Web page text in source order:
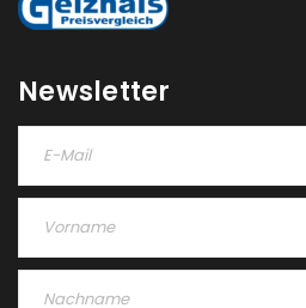
ANMELDEN
PASSWORT VERGESSEN?
Newsletter